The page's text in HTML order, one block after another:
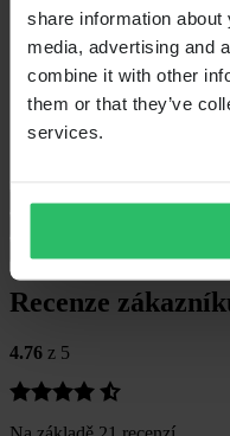
share information
media, advertising and
combine it with other
them or that they’ve
services.
Specifikace
Hmotnost balení825
Délka balení
245
Název SKUFull Bolt
Výška balení
Otázky a odpovědi
Recenze
4.76 z 5